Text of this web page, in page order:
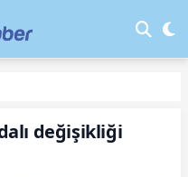
değişikliği